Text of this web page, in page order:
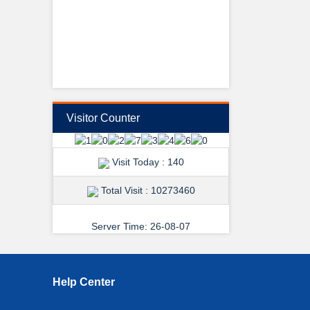
View Details →
Visitor Counter
Visit Today : 140
Total Visit : 10273460
Server Time: 26-08-07
Help Center